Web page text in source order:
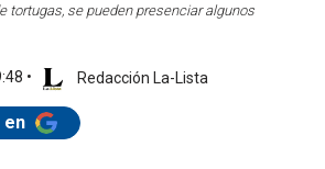
tortugas, se pueden presenciar algunos
• Redacción La-Lista
en